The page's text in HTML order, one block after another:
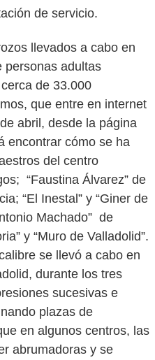
de servicio.
llevados a cabo en
personas adultas
de 33.000
que entre en internet
abril, desde la página
encontrar cómo se ha
del centro
“Faustina Álvarez” de
“El Inestal” y “Giner de
Machado” de
y “Muro de Valladolid”.
se llevó a cabo en
durante los tres
sucesivas e
plazas de
en algunos centros, las
abrumadoras y se